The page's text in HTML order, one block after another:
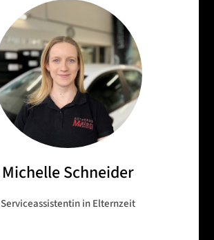
Michelle Schneider
Serviceassistentin in Elternzeit